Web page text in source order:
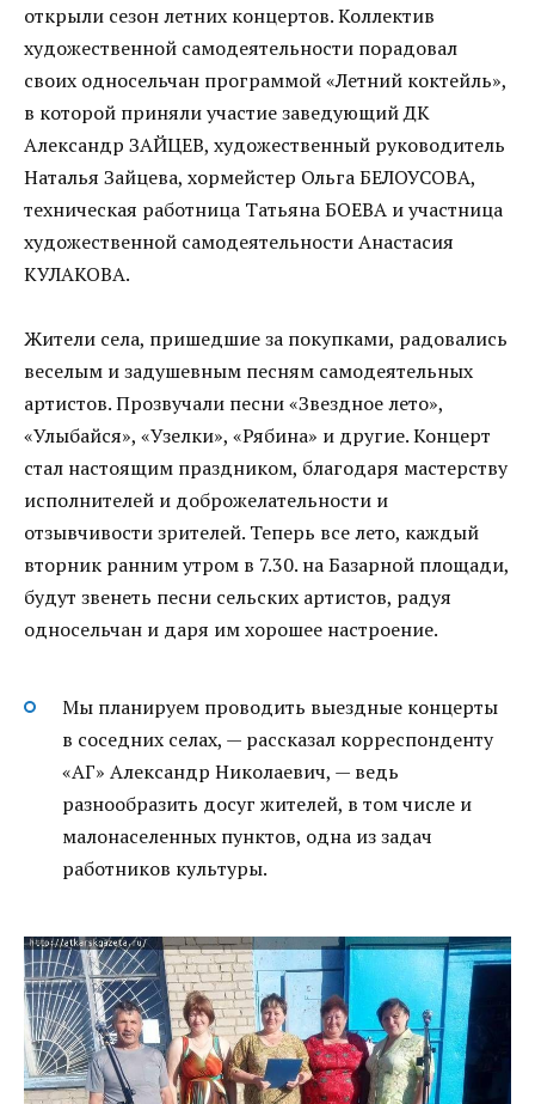
открыли сезон летних концертов. Коллектив
художественной самодеятельности порадовал
своих односельчан программой «Летний коктейль»,
в которой приняли участие заведующий ДК
Александр ЗАЙЦЕВ, художественный руководитель
Наталья Зайцева, хормейстер Ольга БЕЛОУСОВА,
техническая работница Татьяна БОЕВА и участница
художественной самодеятельности Анастасия
КУЛАКОВА.
Жители села, пришедшие за покупками, радовались
веселым и задушевным песням самодеятельных
артистов. Прозвучали песни «Звездное лето»,
«Улыбайся», «Узелки», «Рябина» и другие. Концерт
стал настоящим праздником, благодаря мастерству
исполнителей и доброжелательности и
отзывчивости зрителей. Теперь все лето, каждый
вторник ранним утром в 7.30. на Базарной площади,
будут звенеть песни сельских артистов, радуя
односельчан и даря им хорошее настроение.
Мы планируем проводить выездные концерты
в соседних селах, — рассказал корреспонденту
«АГ» Александр Николаевич, — ведь
разнообразить досуг жителей, в том числе и
малонаселенных пунктов, одна из задач
работников культуры.